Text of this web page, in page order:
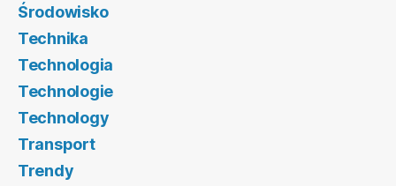
Środowisko
Technika
Technologia
Technologie
Technology
Transport
Trendy